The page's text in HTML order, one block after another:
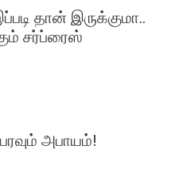
தான் இருக்குமா..
சர்ப்ரைஸ்
அபாயம்!